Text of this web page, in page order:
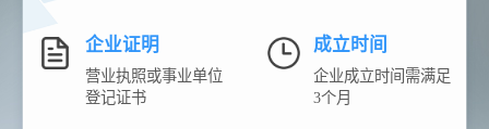
企业证明
营业执照或事业单位
登记证书
成立时间
企业成立时间需满足
3个月